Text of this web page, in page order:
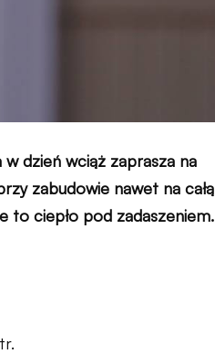
dzień wciąż zaprasza na
zabudowie nawet na całą
to ciepło pod zadaszeniem.